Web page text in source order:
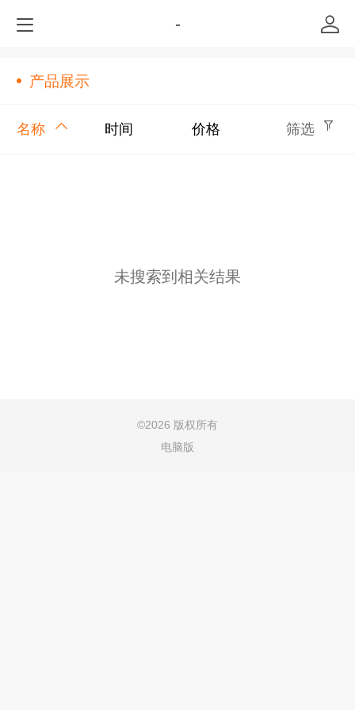
-
产品展示
名称 时间 价格 筛选
未搜索到相关结果
©2026 版权所有
电脑版